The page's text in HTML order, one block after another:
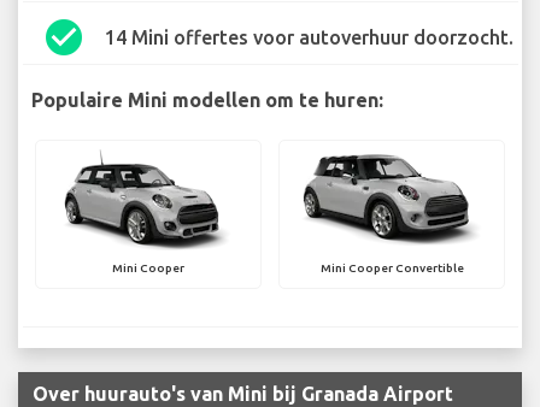
check_circle 14 Mini offertes voor autoverhuur doorzocht.
Populaire Mini modellen om te huren:
Mini Cooper Mini Cooper Convertible
Over huurauto's van Mini bij Granada Airport